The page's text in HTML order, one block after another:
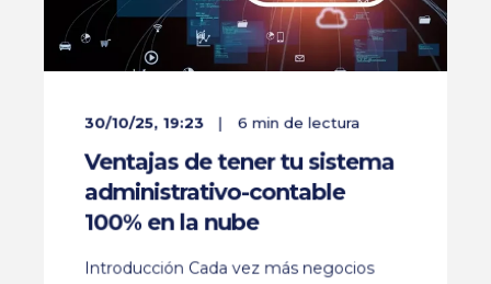
30/10/25, 19:23 6 min de lectura
Ventajas de tener tu sistema
administrativo-contable
100% en la nube
Introducción Cada vez más negocios